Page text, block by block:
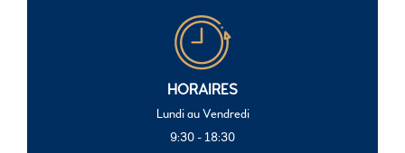
HORAIRES
Lundi au Vendredi
9:30 - 18:30